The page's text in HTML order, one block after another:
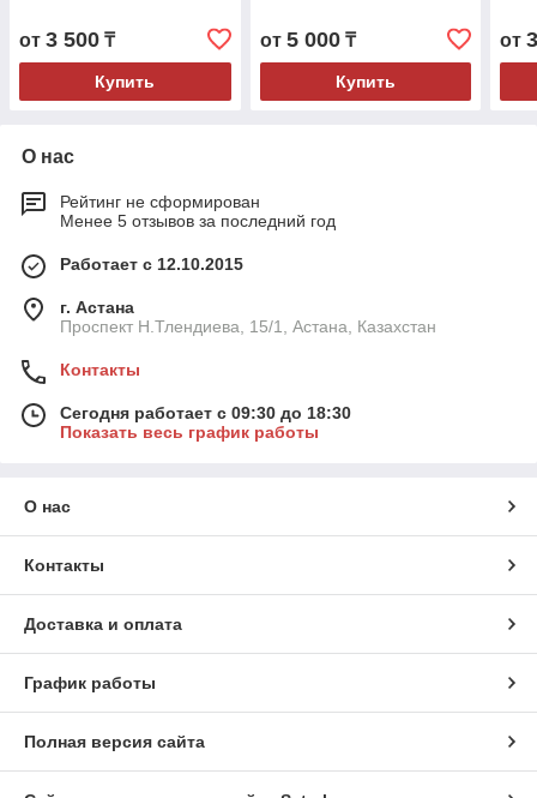
от 3 500 ₸
Купить
от 5 000₸
Купить
от
О нас
Рейтинг не сформирован
Менее 5 отзывов за последний год
Работает с 12.10.2015
г. Астана
Проспект Н.Тлендиева, 15/1, Астана, Казахстан
Контакты
Сегодня работает с 09:30 до 18:30
Показать весь график работы
О нас
Контакты
Доставка и оплата
График работы
Полная версия сайта